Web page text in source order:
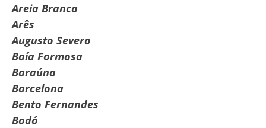
Areia Branca
Arês
Augusto Severo
Baía Formosa
Baraúna
Barcelona
Bento Fernandes
Bodó